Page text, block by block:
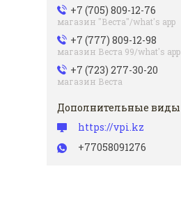
+7 (705) 809-12-76
магазин "Веста"/what's app
+7 (777) 809-12-98
магазин Веста 99/what's app
+7 (723) 277-30-20
магазин Веста
https://vpi.kz
+77058091276